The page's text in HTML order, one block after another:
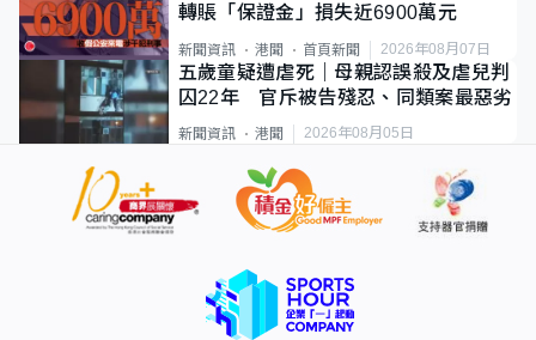
轉賬「保證金」損失近6900萬元
新聞資訊 港聞 首頁新聞 2026年08月07日
五歲童疑遭虐死｜母親認誤殺及虐兒判
囚22年 官斥被告殘忍、同類案最惡劣
新聞資訊 港聞 2026年08月05日